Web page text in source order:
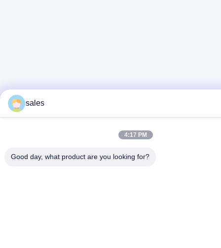
sales
4:17 PM
Good day, what product are you looking for?